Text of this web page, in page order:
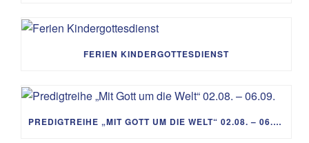
FERIEN KINDERGOTTESDIENST
PREDIGTREIHE „MIT GOTT UM DIE WELT“ 02.08. – 06.09.